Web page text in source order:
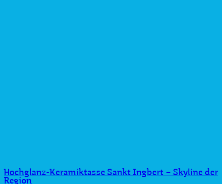
Hochglanz-Keramiktasse Sankt Ingbert – Skyline der
Region